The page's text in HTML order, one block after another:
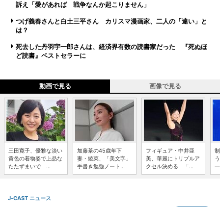
訴え「愛があれば 戦争なんか起こりません」
つげ義春さんと白土三平さん カリスマ漫画家、二人の「違い」と
は？
死去した丹羽宇一郎さんは、経済界有数の読書家だった 『死ぬほ
ど読書』ベストセラーに
動画で見る 画像で見る
三田寛子、優雅な淡い
黄色の着物姿で上品な
たたずまいで ...
加藤茶の45歳年下
妻・綾菜、「美文字」
手書き勉強ノート...
フィギュア・中井亜
美、華麗にトリプルア
クセル決める 「...
J-CAST ニュース